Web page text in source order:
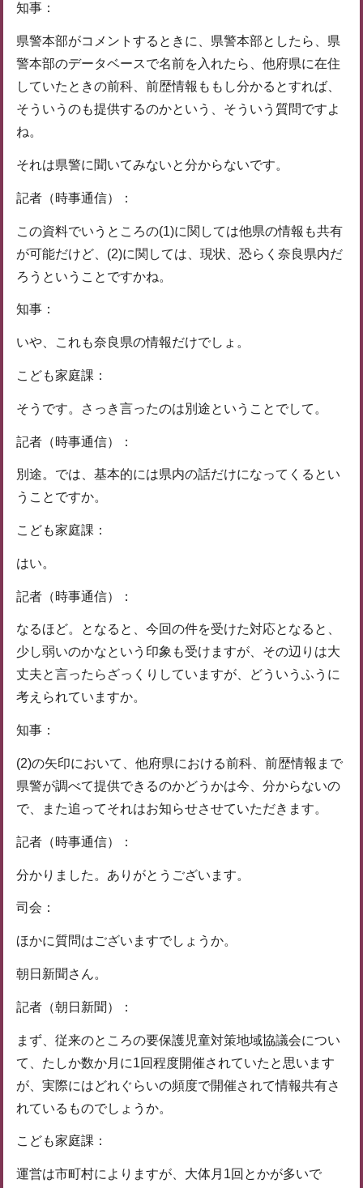
知事：
県警本部がコメントするときに、県警本部としたら、県
警本部のデータベースで名前を入れたら、他府県に在住
していたときの前科、前歴情報ももし分かるとすれば、
そういうのも提供するのかという、そういう質問ですよ
ね。
それは県警に聞いてみないと分からないです。
記者（時事通信）：
この資料でいうところの(1)に関しては他県の情報も共有
が可能だけど、(2)に関しては、現状、恐らく奈良県内だ
ろうということですかね。
知事：
いや、これも奈良県の情報だけでしょ。
こども家庭課：
そうです。さっき言ったのは別途ということでして。
記者（時事通信）：
別途。では、基本的には県内の話だけになってくるとい
うことですか。
こども家庭課：
はい。
記者（時事通信）：
なるほど。となると、今回の件を受けた対応となると、
少し弱いのかなという印象も受けますが、その辺りは大
丈夫と言ったらざっくりしていますが、どういうふうに
考えられていますか。
知事：
(2)の矢印において、他府県における前科、前歴情報まで
県警が調べて提供できるのかどうかは今、分からないの
で、また追ってそれはお知らせさせていただきます。
記者（時事通信）：
分かりました。ありがとうございます。
司会：
ほかに質問はございますでしょうか。
朝日新聞さん。
記者（朝日新聞）：
まず、従来のところの要保護児童対策地域協議会につい
て、たしか数か月に1回程度開催されていたと思います
が、実際にはどれぐらいの頻度で開催されて情報共有さ
れているものでしょうか。
こども家庭課：
運営は市町村によりますが、大体月1回とかが多いで